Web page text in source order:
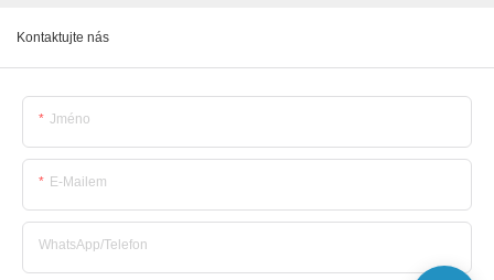
Kontaktujte nás
Jméno
E-Mailem
WhatsApp/telefon